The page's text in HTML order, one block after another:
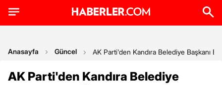
Anasayfa Güncel AK Parti'den Kandıra Belediye Başkanı
AK Parti'den Kandıra Belediye